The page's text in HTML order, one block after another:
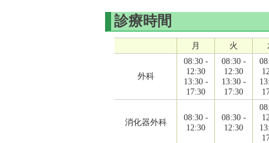
診療時間
月 火
外科
08:30 -
12:30
13:30 -
17:30
08:30 -
12:30
13:30 -
17:30
消化器外科
08:30 -
12:30
08:30 -
12:30